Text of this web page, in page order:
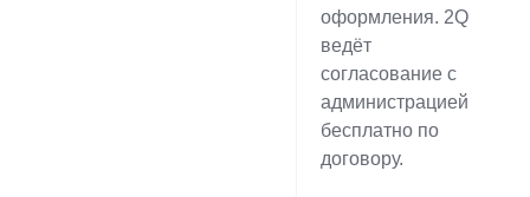
оформления. 2Q
ведёт
согласование с
администрацией
бесплатно по
договору.